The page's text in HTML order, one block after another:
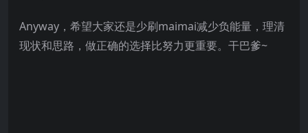
Anyway，希望大家还是少刷maimai减少负能量，理清
现状和思路，做正确的选择比努力更重要。干巴爹~